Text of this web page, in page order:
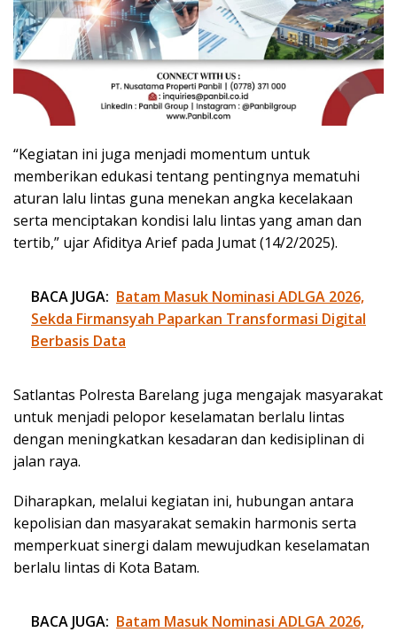
“Kegiatan ini juga menjadi momentum untuk
memberikan edukasi tentang pentingnya mematuhi
aturan lalu lintas guna menekan angka kecelakaan
serta menciptakan kondisi lalu lintas yang aman dan
tertib,” ujar Afiditya Arief pada Jumat (14/2/2025).
BACA JUGA: Batam Masuk Nominasi ADLGA 2026,
Sekda Firmansyah Paparkan Transformasi Digital
Berbasis Data
Satlantas Polresta Barelang juga mengajak masyarakat
untuk menjadi pelopor keselamatan berlalu lintas
dengan meningkatkan kesadaran dan kedisiplinan di
jalan raya.
Diharapkan, melalui kegiatan ini, hubungan antara
kepolisian dan masyarakat semakin harmonis serta
memperkuat sinergi dalam mewujudkan keselamatan
berlalu lintas di Kota Batam.
BACA JUGA: Batam Masuk Nominasi ADLGA 2026,